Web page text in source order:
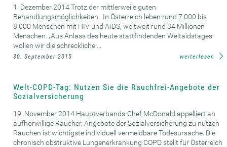
1. Dezember 2014 Trotz der mittlerweile guten
Behandlungsmöglichkeiten In Österreich leben rund 7.000 bis
8.000 Menschen mit HIV und AIDS, weltweit rund 34 Millionen
Menschen. „Aus Anlass des heute stattfindenden Weltaidstages
wollen wir die schreckliche ...
30. September 2015 weiterlesen
Welt-COPD-Tag: Nutzen Sie die Rauchfrei-Angebote der
Sozialversicherung
19. November 2014 Hauptverbands-Chef McDonald appelliert an
aufhörwillige Raucher, Angebote der Sozialversicherung zu nutzen
Rauchen ist wichtigste individuell vermeidbare Todesursache. Die
chronisch obstruktive Lungenerkrankung COPD stellt für Österreich